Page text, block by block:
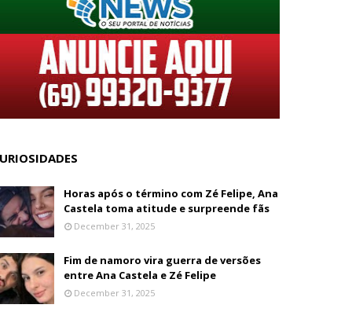
Horas após o término com Zé Felipe, Ana
Castela toma atitude e surpreende fãs
December 31, 2025
Fim de namoro vira guerra de versões
entre Ana Castela e Zé Felipe
December 31, 2025